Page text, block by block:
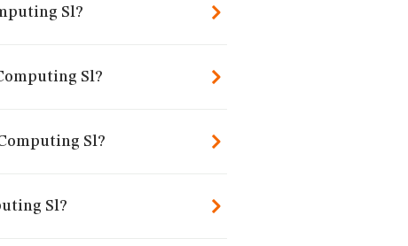
Sl?
Sl?
Sl?
Sl?